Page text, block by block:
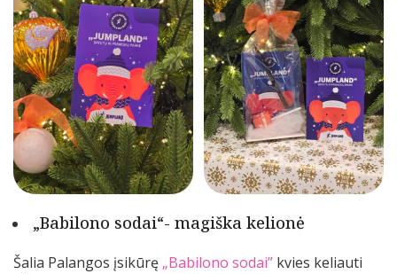
„Babilono sodai“- magiška kelionė
Šalia Palangos įsikūrę „Babilono sodai” kvies keliauti